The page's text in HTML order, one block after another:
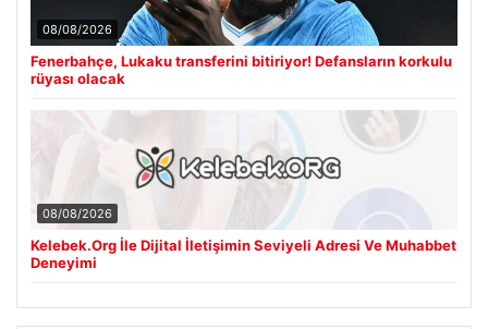
08/08/2026
Fenerbahçe, Lukaku transferini bitiriyor! Defansların korkulu
rüyası olacak
08/08/2026
Kelebek.Org İle Dijital İletişimin Seviyeli Adresi Ve Muhabbet
Deneyimi